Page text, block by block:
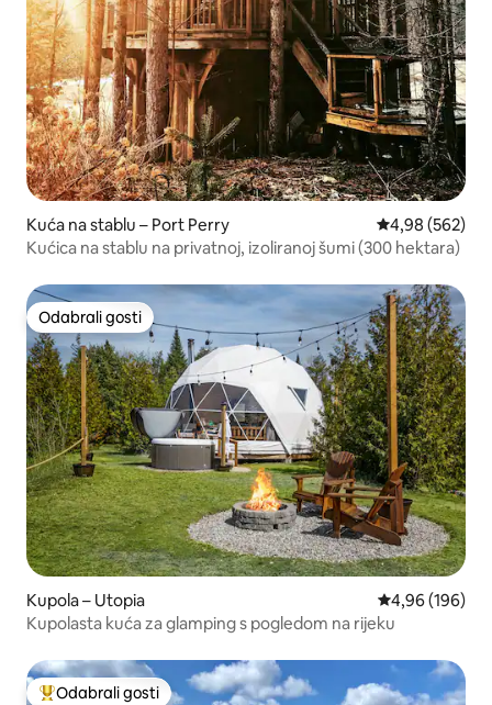
Kuća na stablu – Port Perry Prosječna
4,98 (562)
Kućica na stablu na privatnoj, izoliranoj šumi (300 hektara)
Odabrali gosti
Odabrali gosti
Kupola – Utopia Prosječna
4,96 (196)
Kupolasta kuća za glamping s pogledom na rijeku
Odabrali gosti